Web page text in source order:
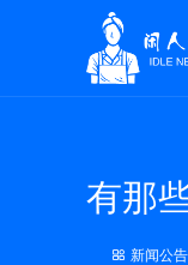
有那
新闻公告